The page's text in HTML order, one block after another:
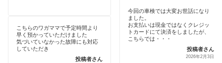
御所市
土日祝OK
代車あり
伊藤忠エネクス
こちらのワガママで予定時間より
早く預かっていただけました
気づいていなかった故障にも対応
していただき
投稿者さん
今回の車検では大変お世話になり
ました。
お支払いは現金ではなくクレジッ
トカードにて決済をしましたが、
こちらでは・・・
投稿者さん
2026年2月3日